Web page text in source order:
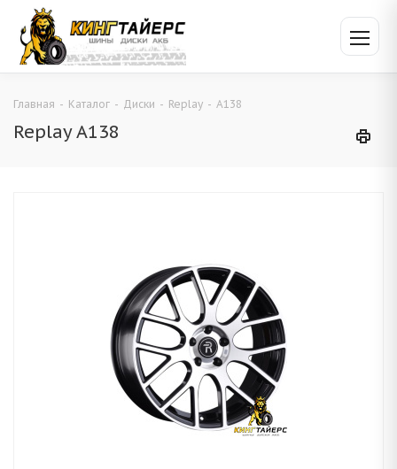
Главная - Каталог - Диски - Replay - A138
Replay A138